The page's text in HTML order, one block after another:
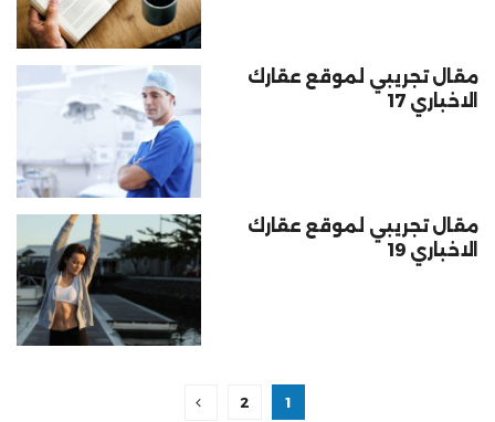
مقال تجريبي لموقع عقارك
الاخباري 17
مقال تجريبي لموقع عقارك
الاخباري 19
1
2